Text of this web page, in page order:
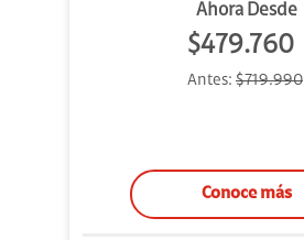
Ahora Desde
$479.760
Antes: $719.990
Conoce más